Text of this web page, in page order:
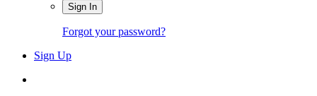
Sign In
Forgot your password?
Sign Up